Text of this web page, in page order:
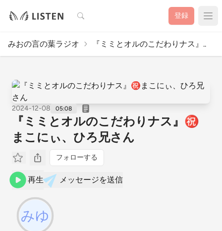
検索 登録
みおの言の葉ラジオ 『ミミとオルのこだわりナス』..
2024-12-08 05:08
『ミミとオルのこだわりナス』㊗️
まこにぃ、ひろ兄さん
フォローする
再生 メッセージを送信